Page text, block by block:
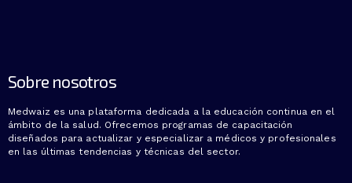
Sobre nosotros
Medwaiz es una plataforma dedicada a la educación continua en el
ámbito de la salud. Ofrecemos programas de capacitación
diseñados para actualizar y especializar a médicos y profesionales
en las últimas tendencias y técnicas del sector.